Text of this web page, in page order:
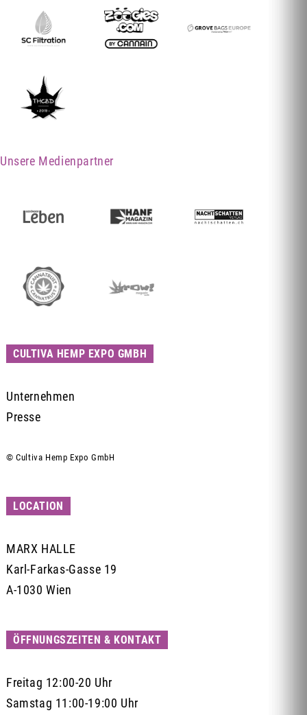
Unsere Medienpartner
CULTIVA HEMP EXPO GMBH
Unternehmen
Presse
© Cultiva Hemp Expo GmbH
LOCATION
MARX HALLE
Karl-Farkas-Gasse 19
A-1030 Wien
ÖFFNUNGSZEITEN & KONTAKT
Freitag 12:00-20 Uhr
Samstag 11:00-19:00 Uhr